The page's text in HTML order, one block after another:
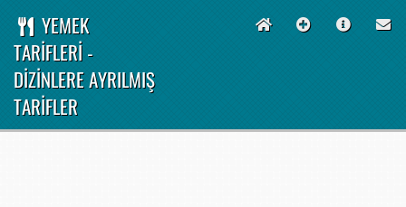
YEMEK
TARİFLERİ -
DİZİNLERE AYRILMIŞ
TARİFLER